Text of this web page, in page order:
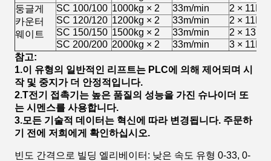
둥글게
카운터
웨이트
SC 100/100 1000kg × 2 33m/min
2 ×
SC 120/120 1200kg × 2 33m/min
2 ×
SC 150/150 1500kg × 2 33m/min
2 ×
SC 200/200 2000kg × 2 33m/min
3 × 11Kw
참고:
1.이 유형의 일반적인 리프트는 PLC에 의해 제어되며 시
작 및 중지가 더 안정적입니다.
2.T전기 접촉기는 높은 품질의 성능을 가진 슈나이더 또
는 시멘스를 사용합니다.
3.모든 기술적 데이터는 혁신에 따라 변경됩니다. 주문하
기 전에 저희에게 확인하십시오.
빈도 간격으로 빌딩 엘리베이터: 낮은 속도 유형 0-33, 0-